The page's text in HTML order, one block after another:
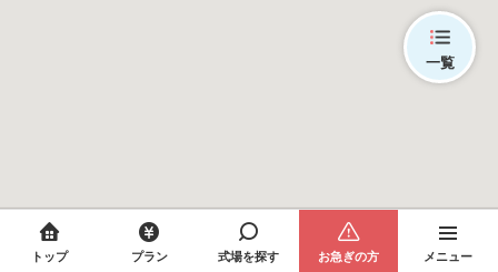
一覧
トップ プラン 式場を探す お急ぎの方 メニュー